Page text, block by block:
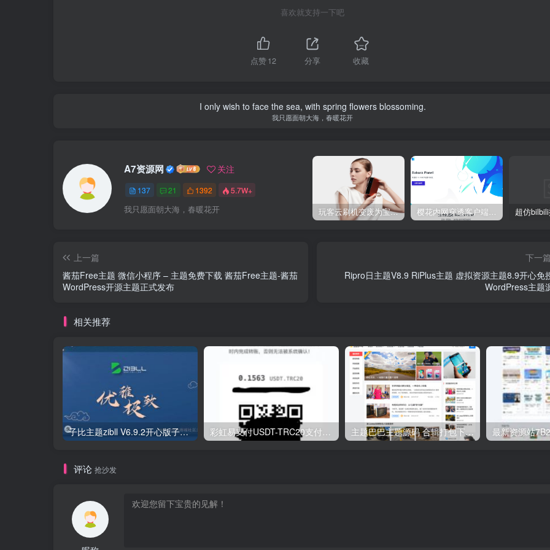
喜欢就支持一下吧
点赞12 分享 收藏
I only wish to face the sea, with spring flowers blossoming.
我只愿面朝大海，春暖花开
A7资源网 关注
137 21 1392 5.7W+
我只愿面朝大海，春暖花开 玩客云刷机变废为宝 刷Armbian系统/安装宝塔5.9/安装博客Typecho/网盘系统Cloudreve/免费内网穿透 详细教程 樱花内网穿透客户端网站源代码，2020 重制版
上一篇
酱茄Free主题 微信小程序 – 主题免费下载 酱茄Free主题-酱茄
WordPress开源主题正式发布
下一篇
Ripro日主题V8.9 RiPlus主题 虚拟资源主题8.9开心免
WordPress主题
相关推荐
子比主题zibll V6.9.2开心版子比6.9.2破解版zibll6.9.2 7.0 彩虹易支付USDT-TRC20支付收款插件 主题巴巴主题源码 合辑打包下载+主题巴巴SEO插件 | WordPress主题模版
评论 抢沙发